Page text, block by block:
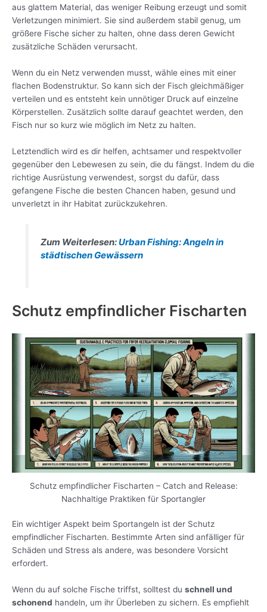
aus glattem Material, das weniger Reibung erzeugt und somit
Verletzungen minimiert. Sie sind außerdem stabil genug, um
größere Fische sicher zu halten, ohne dass deren Gewicht
zusätzliche Schäden verursacht.
Wenn du ein Netz verwenden musst, wähle eines mit einer
flachen Bodenstruktur. So kann sich der Fisch gleichmäßiger
verteilen und es entsteht kein unnötiger Druck auf einzelne
Körperstellen. Zusätzlich sollte darauf geachtet werden, den
Fisch nur so kurz wie möglich im Netz zu halten.
Letztendlich wird es dir helfen, achtsamer und respektvoller
gegenüber den Lebewesen zu sein, die du fängst. Indem du die
richtige Ausrüstung verwendest, sorgst du dafür, dass
gefangene Fische die besten Chancen haben, gesund und
unverletzt in ihr Habitat zurückzukehren.
Zum Weiterlesen: Urban Fishing: Angeln in
städtischen Gewässern
Schutz empfindlicher Fischarten
Schutz empfindlicher Fischarten – Catch and Release:
Nachhaltige Praktiken für Sportangler
Ein wichtiger Aspekt beim Sportangeln ist der Schutz
empfindlicher Fischarten. Bestimmte Arten sind anfälliger für
Schäden und Stress als andere, was besondere Vorsicht
erfordert.
Wenn du auf solche Fische triffst, solltest du schnell und
schonend handeln, um ihr Überleben zu sichern. Es empfiehlt